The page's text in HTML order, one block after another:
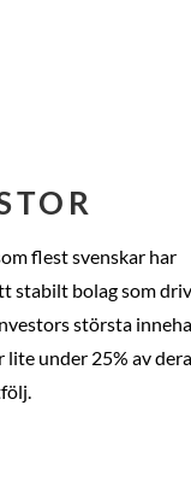
flest svenskar har
stabilt bolag som
största
under 25% av